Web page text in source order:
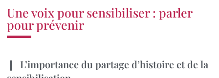
Une voix pour sensibiliser : parler
pour prévenir
L’importance du partage d’histoire et de la